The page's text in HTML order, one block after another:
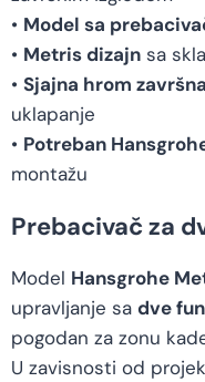
• Model sa
• Metris dizajn sa
• Sjajna hrom
uklapanje
• Potreban
montažu
Prebacivač za
Model Hansgrohe
upravljanje sa dve
pogodan za zonu
U zavisnosti od